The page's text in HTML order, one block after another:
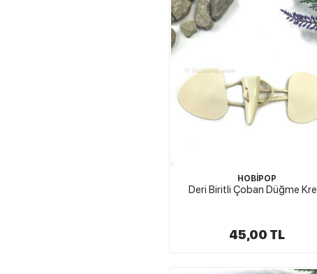
HOBİPOP
Deri Biritli Çoban Düğme
45,00 TL